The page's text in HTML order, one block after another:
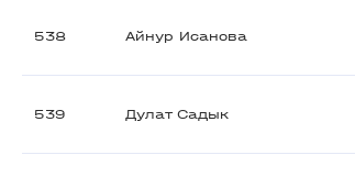
538 Айнур Исанова
539 Дулат Садык